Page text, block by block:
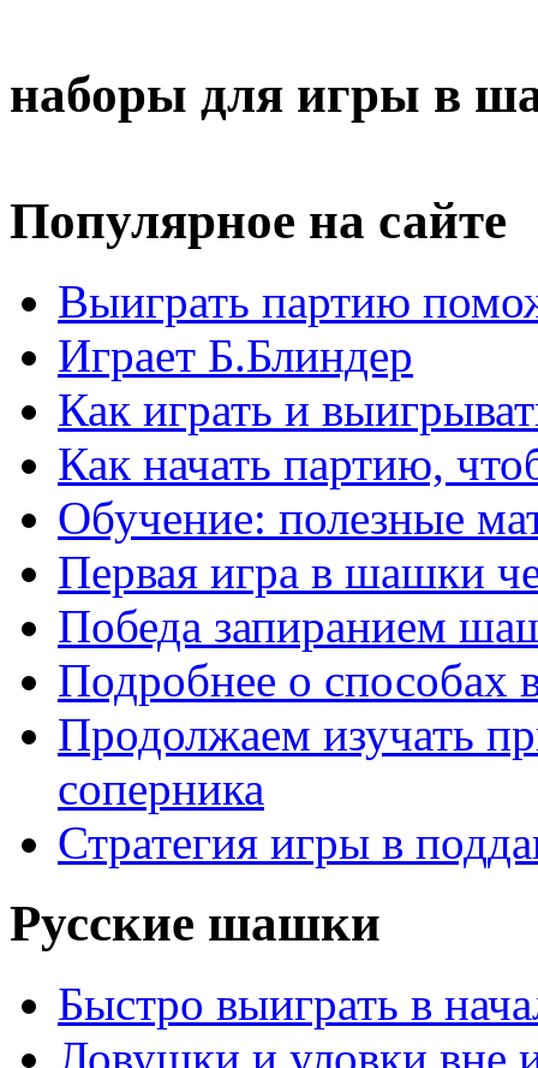
наборы для игры в
Популярное на сайте
Выиграть партию
Играет Б.Блиндер
Как играть и
Как начать партию,
Обучение: полезные
Первая игра в шашки
Победа запиранием
Подробнее о способах
Продолжаем изучать
соперника
Стратегия игры в
Русские шашки
Быстро выиграть в
Ловушки и уловки вне